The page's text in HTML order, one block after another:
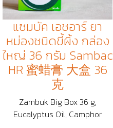
แซมบัค เอชอาร์ ยา
หม่องชนิดขี้ผิ้ง กล่อง
ใหญ่ 36 กรัม Sambac
HR 蜜蜡膏 大盒 36
克
Zambuk Big Box 36 g,
Eucalyptus Oil, Camphor